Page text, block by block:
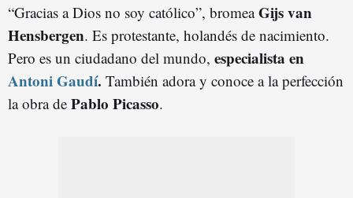
“Gracias a Dios no soy católico”, bromeaGijs van
Hensbergen. Es protestante, holandés de nacimiento.
Pero es un ciudadano del mundo, especialista en
Antoni Gaudí. También adora y conoce a la perfección
la obra de Pablo Picasso.